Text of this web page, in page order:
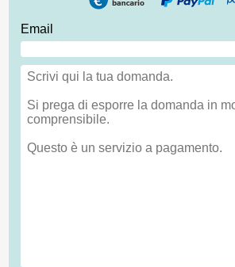
Email